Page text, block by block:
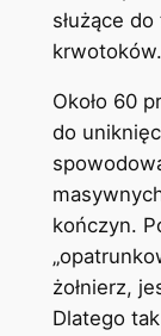
służące
krwotoków.
Około 60
do
kończyn.
żołnierz,
Dlatego